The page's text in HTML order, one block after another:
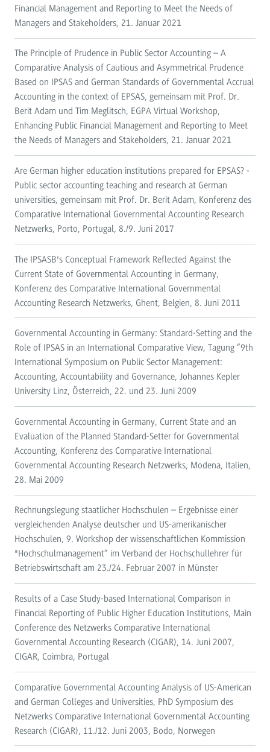
Financial Management and Reporting to Meet the Needs of
Managers and Stakeholders, 21. Januar 2021
The Principle of Prudence in Public Sector Accounting – A
Comparative Analysis of Cautious and Asymmetrical Prudence
Based on IPSAS and German Standards of Governmental Accrual
Accounting in the context of EPSAS, gemeinsam mit Prof. Dr.
Berit Adam und Tim Meglitsch, EGPA Virtual Workshop,
Enhancing Public Financial Management and Reporting to Meet
the Needs of Managers and Stakeholders, 21. Januar 2021
Are German higher education institutions prepared for EPSAS? -
Public sector accounting teaching and research at German
universities, gemeinsam mit Prof. Dr. Berit Adam, Konferenz des
Comparative International Governmental Accounting Research
Netzwerks, Porto, Portugal, 8./9. Juni 2017
The IPSASB's Conceptual Framework Reflected Against the
Current State of Governmental Accounting in Germany,
Konferenz des Comparative International Governmental
Accounting Research Netzwerks, Ghent, Belgien, 8. Juni 2011
Governmental Accounting in Germany: Standard-Setting and the
Role of IPSAS in an International Comparative View, Tagung “9th
International Symposium on Public Sector Management:
Accounting, Accountability and Governance, Johannes Kepler
University Linz, Österreich, 22. und 23. Juni 2009
Governmental Accounting in Germany, Current State and an
Evaluation of the Planned Standard-Setter for Governmental
Accounting, Konferenz des Comparative International
Governmental Accounting Research Netzwerks, Modena, Italien,
28. Mai 2009
Rechnungslegung staatlicher Hochschulen – Ergebnisse einer
vergleichenden Analyse deutscher und US-amerikanischer
Hochschulen, 9. Workshop der wissenschaftlichen Kommission
"Hochschulmanagement“ im Verband der Hochschullehrer für
Betriebswirtschaft am 23./24. Februar 2007 in Münster
Results of a Case Study-based International Comparison in
Financial Reporting of Public Higher Education Institutions, Main
Conference des Netzwerks Comparative International
Governmental Accounting Research (CIGAR), 14. Juni 2007,
CIGAR, Coimbra, Portugal
Comparative Governmental Accounting Analysis of US-American
and German Colleges and Universities, PhD Symposium des
Netzwerks Comparative International Governmental Accounting
Research (CIGAR), 11./12. Juni 2003, Bodo, Norwegen